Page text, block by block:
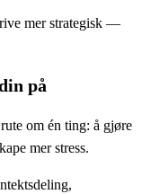
mer strategisk —
på
om én ting: å gjøre
mer stress.